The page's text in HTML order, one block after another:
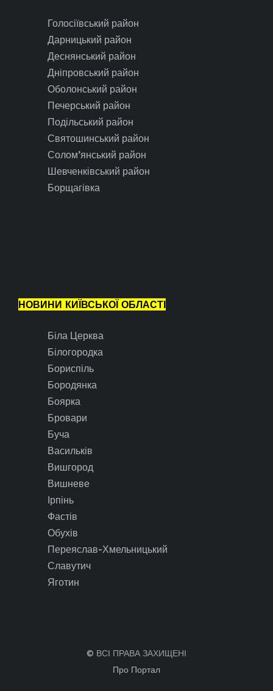
Голосіївський район
Дарницький район
Деснянський район
Дніпровський район
Оболонський район
Печерський район
Подільський район
Святошинський район
Солом’янський район
Шевченківський район
Борщагівка
НОВИНИ КИЇВСЬКОЇ ОБЛАСТІ
Біла Церква
Білогородка
Бориспіль
Бородянка
Боярка
Бровари
Буча
Васильків
Вишгород
Вишневе
Ірпінь
Фастів
Обухів
Переяслав-Хмельницький
Славутич
Яготин
© ВСІ ПРАВА ЗАХИЩЕНІ
Про Портал